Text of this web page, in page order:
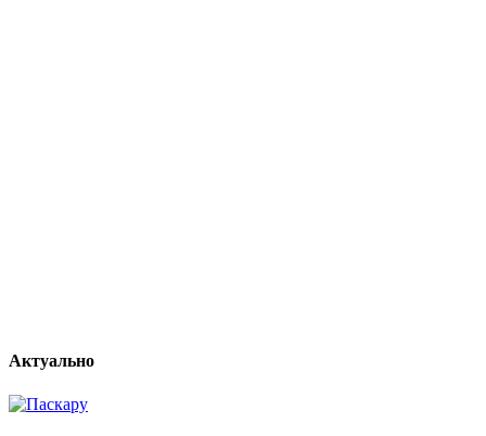
Актуально